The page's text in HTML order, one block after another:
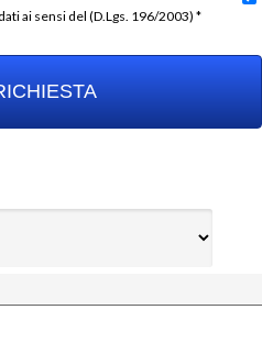
ai sensi del (D.Lgs. 196/2003) *